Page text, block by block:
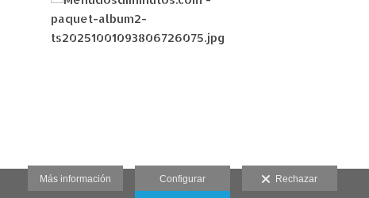
Más información Configurar Rechazar